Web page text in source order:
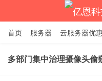
首页 服务器 云服务器优
多部门集中治理摄像头偷